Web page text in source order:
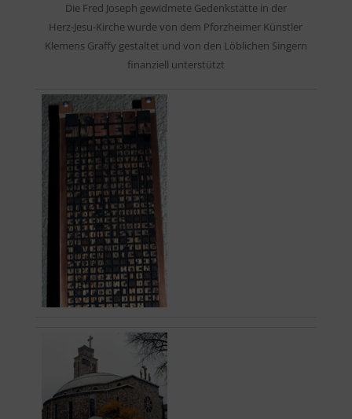
Die Fred Joseph gewidmete Gedenkstätte in der
Herz-Jesu-Kirche wurde von dem Pforzheimer Künstler
Klemens Graffy gestaltet und von den Löblichen Singern
finanziell unterstützt